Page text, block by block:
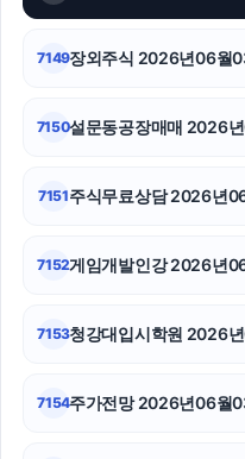
7149장외주식 2026년06월
7150설문동공장매매 2026
7151주식무료상담 2026년
7152게임개발인강 2026년
7153청강대입시학원 2026
7154주가전망 2026년06월